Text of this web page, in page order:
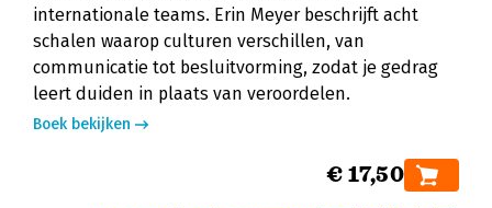
internationale teams. Erin Meyer beschrijft acht
schalen waarop culturen verschillen, van
communicatie tot besluitvorming, zodat je gedrag
leert duiden in plaats van veroordelen.
Boek bekijken
€ 17,50